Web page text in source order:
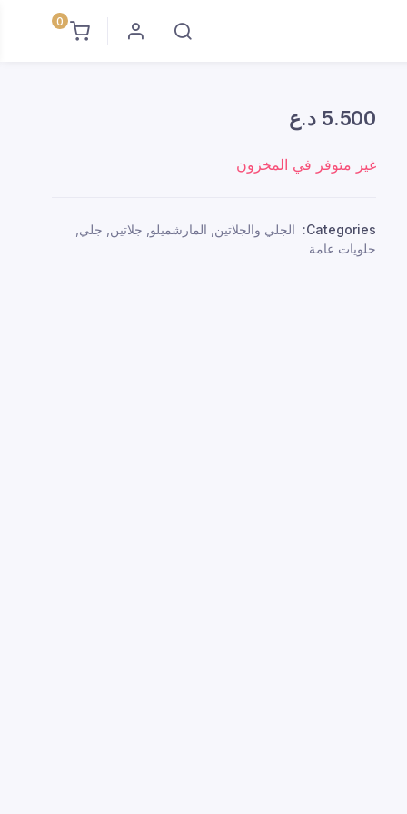
0
5.500 د.ع
غير متوفر في المخزون
Categories: الجلي والجلاتين المارشميلو جلاتين جلي
حلويات عامة